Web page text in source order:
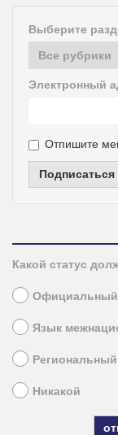
Выберите
Электронный
Отпишите
Подписаться
Какой статус
Официальный
Язык
Региональный
Никакой